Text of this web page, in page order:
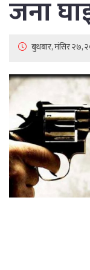
जना
बुधबार, मंसिर २७,